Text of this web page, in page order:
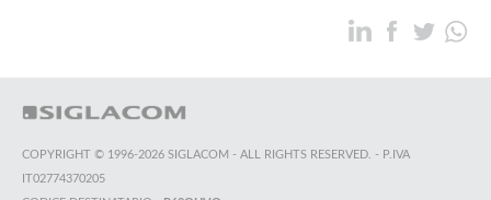
COPYRIGHT © 1996-2026 SIGLACOM - ALL RIGHTS RESERVED. - P.IVA
IT02774370205